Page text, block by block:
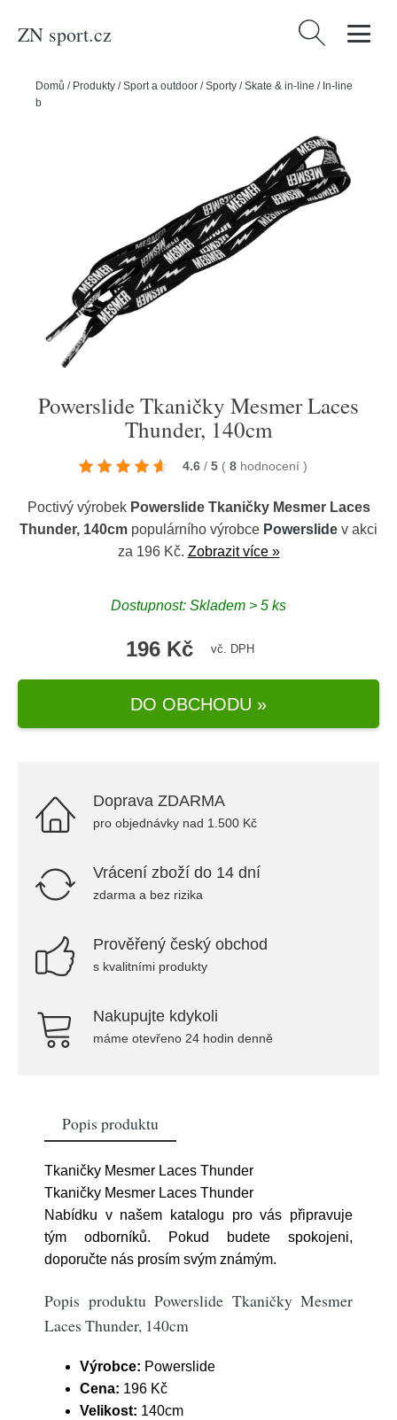
ZN sport.cz Vyhledávání
Domů / Produkty /Sport a outdoor /Sporty /Skate & in-line / In-line
bruslení
Powerslide Tkaničky Mesmer Laces
Thunder, 140cm
4.6 / 5 ( 8 hodnocení )
Poctivý výrobek Powerslide Tkaničky Mesmer Laces
Thunder, 140cm populárního výrobce Powerslide v akci
za 196 Kč. Zobrazit více »
Dostupnost: Skladem > 5 ks
196 Kč vč. DPH
DO OBCHODU »
Doprava ZDARMA
pro objednávky nad 1.500 Kč
Vrácení zboží do 14 dní
zdarma a bez rizika
Prověřený český obchod
s kvalitními produkty
Nakupujte kdykoli
máme otevřeno 24 hodin denně
Popis produktu
Tkaničky Mesmer Laces Thunder
Tkaničky Mesmer Laces Thunder
Nabídku v našem katalogu pro vás připravuje
tým odborníků. Pokud budete spokojeni,
doporučte nás prosím svým známým.
Popis produktu Powerslide Tkaničky Mesmer
Laces Thunder, 140cm
Výrobce: Powerslide
Cena: 196 Kč
Velikost: 140cm